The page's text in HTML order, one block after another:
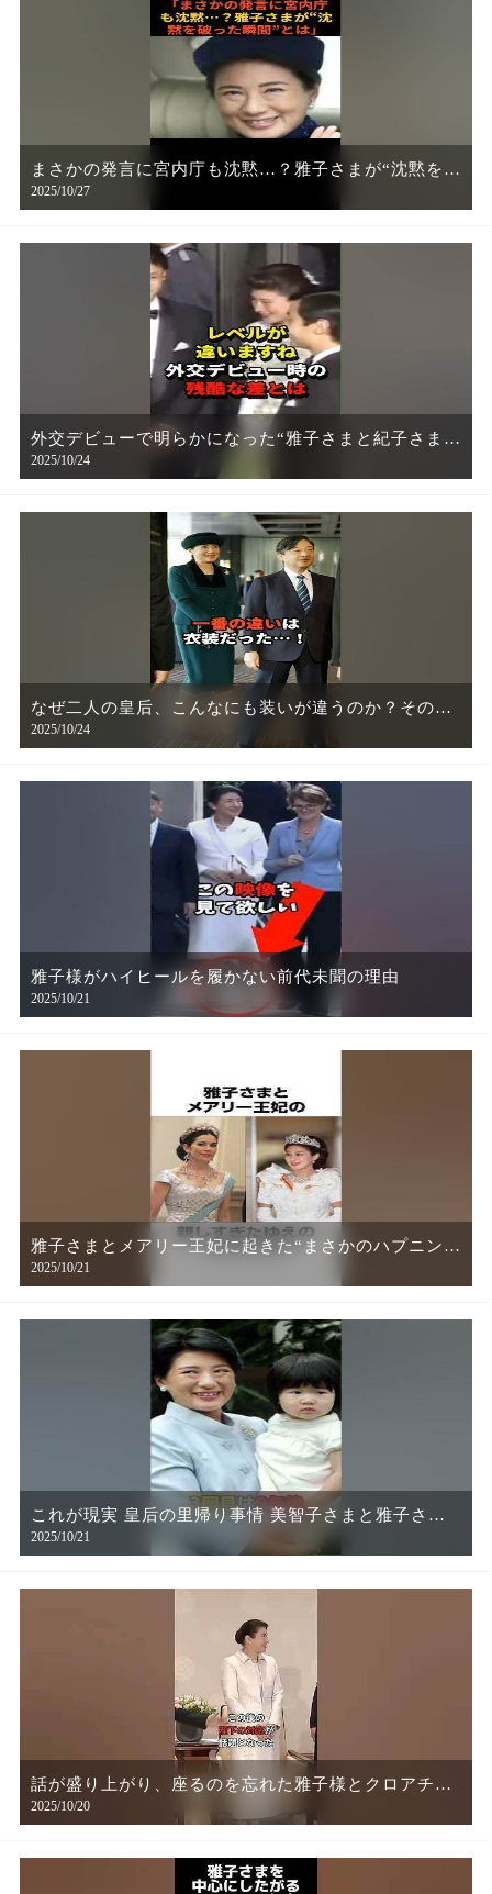
まさかの発言に宮内庁も沈黙…？雅子さまが“沈黙を破
った瞬間”とは
2025/10/27
外交デビューで明らかになった“雅子さまと紀子さまの
決定的な差”とは
2025/10/24
なぜ二人の皇后、こんなにも装いが違うのか？その理
由に涙…
2025/10/24
雅子様がハイヒールを履かない前代未聞の理由
2025/10/21
雅子さまとメアリー王妃に起きた“まさかのハプニン
グ”とは？
2025/10/21
これが現実 皇后の里帰り事情 美智子さまと雅子さま
の違い
2025/10/21
話が盛り上がり、座るのを忘れた雅子様とクロアチア
議長夫人に、天皇陛下が取った行動とは⁉︎
2025/10/20